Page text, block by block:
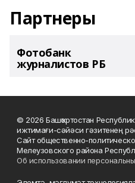
Партнеры
Фотобанк
журналистов РБ
© 2026 Башҡортостан
ижтимағи-сәйәси гәзитенең
Сайт общественно-
Мелеузовского района
Об использовании